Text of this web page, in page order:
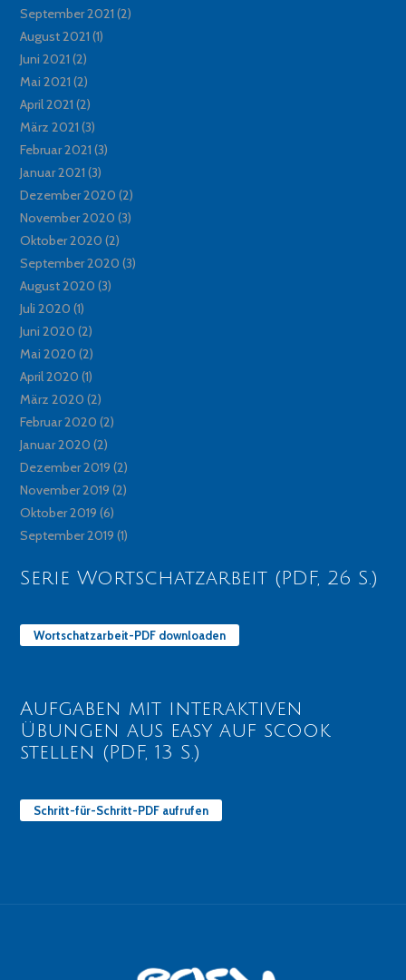
September 2021 (2)
August 2021 (1)
Juni 2021 (2)
Mai 2021 (2)
April 2021 (2)
März 2021 (3)
Februar 2021 (3)
Januar 2021 (3)
Dezember 2020 (2)
November 2020 (3)
Oktober 2020 (2)
September 2020 (3)
August 2020 (3)
Juli 2020 (1)
Juni 2020 (2)
Mai 2020 (2)
April 2020 (1)
März 2020 (2)
Februar 2020 (2)
Januar 2020 (2)
Dezember 2019 (2)
November 2019 (2)
Oktober 2019 (6)
September 2019 (1)
Serie Wortschatzarbeit (PDF, 26 S.)
Wortschatzarbeit-PDF downloaden
Aufgaben mit interaktiven
Übungen aus easy auf scook
stellen (PDF, 13 S.)
Schritt-für-Schritt-PDF aufrufen